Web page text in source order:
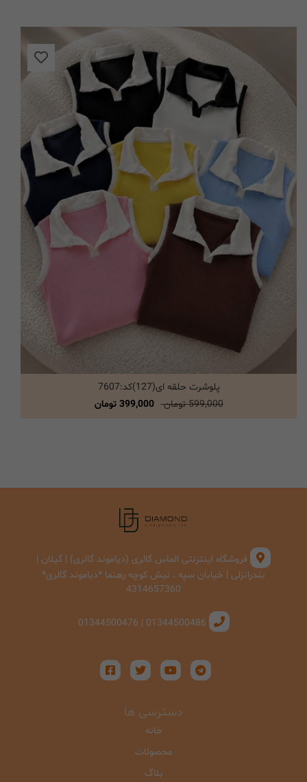
انتخاب گزینه ها
پلوشرت حلقه ای(127)کد:7607
599,000 تومان
399,000 تومان
فروشگاه اینترنتی الماس گالری (دیاموند گالری) | گیلان |
بندرانزلی | خیابان سپه ، نبش کوچه رهنما *دیاموند گالری*
4314657360
01344500486 | 01344500476
دسترسی ها
خانه
محصولات
بلاگ